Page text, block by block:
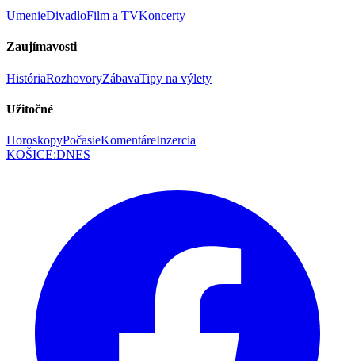
UmenieDivadloFilm a TVKoncerty
Zaujímavosti
HistóriaRozhovoryZábavaTipy na výlety
Užitočné
HoroskopyPočasieKomentáreInzercia
KOŠICE:DNES